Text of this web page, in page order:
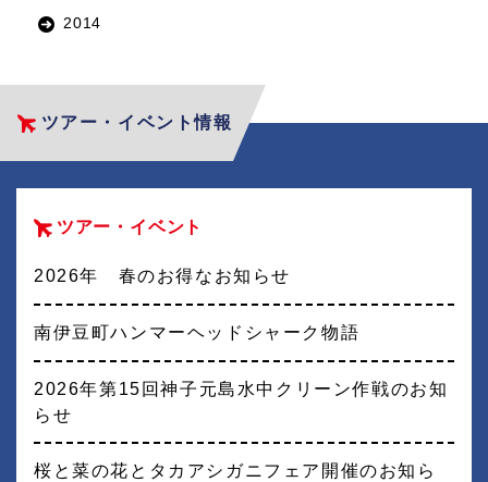
2014
ツアー・イベント情報
ツアー・イベント
2026年 春のお得なお知らせ
南伊豆町ハンマーヘッドシャーク物語
2026年第15回神子元島水中クリーン作戦のお知
らせ
桜と菜の花とタカアシガニフェア開催のお知ら